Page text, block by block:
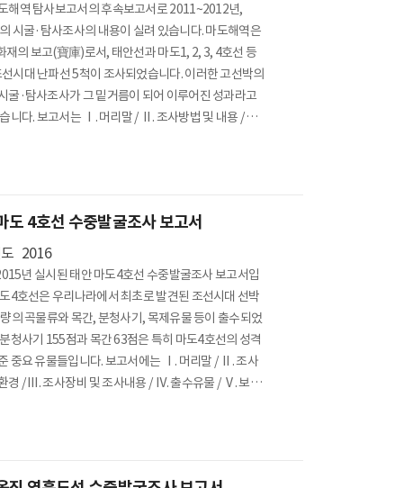
해역 탐사보고서의 후속보고서로 2011~2012년,
시굴·탐사조사의 내용이 실려 있습니다. 마도해역은
재의 보고(寶庫)로서, 태안선과 마도1, 2, 3, 4호선 등
시대 난파선 5척이 조사되었습니다. 이러한 고선박의
굴·탐사조사가 그 밑거름이 되어 이루어진 성과라고
니다. 보고서는 Ⅰ. 머리말 / Ⅱ. 조사방법 및 내용 / Ⅲ.
/ Ⅳ. 맺음말 / 초록(국영중일문) 등으로 구성하였습니
도 4호선 수중발굴조사 보고서
2016
년 실시된 태안 마도4호선 수중발굴조사 보고서입
4호선은 우리나라에서 최초로 발견된 조선시대 선박
의 곡물류와 목간, 분청사기, 목제유물 등이 출수되었
청사기 155점과 목간 63점은 특히 마도4호선의 성격
중요 유물들입니다. 보고서에는 Ⅰ. 머리말 / Ⅱ. 조사
경 / Ⅲ. 조사장비 및 조사내용 / Ⅳ. 출수유물 / Ⅴ. 보존
고찰 / Ⅶ. 맺음말 / 초록 등이 실려 있습니다. *담당부서